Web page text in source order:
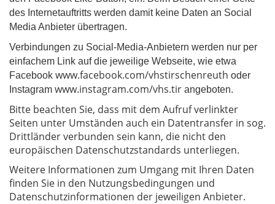
des Internetauftritts werden damit keine Daten an Social
Media Anbieter übertragen.
Verbindungen zu Social-Media-Anbietern werden nur per
einfachem Link auf die jeweilige Webseite, wie etwa
Facebook www.facebook.com/vhstirschenreuth oder
Instagram www.instagram.com/vhs.tir angeboten.
Bitte beachten Sie, dass mit dem Aufruf verlinkter
Seiten unter Umständen auch ein Datentransfer in sog.
Drittländer verbunden sein kann, die nicht den
europäischen Datenschutzstandards unterliegen.
Weitere Informationen zum Umgang mit Ihren Daten
finden Sie in den Nutzungsbedingungen und
Datenschutzinformationen der jeweiligen Anbieter.